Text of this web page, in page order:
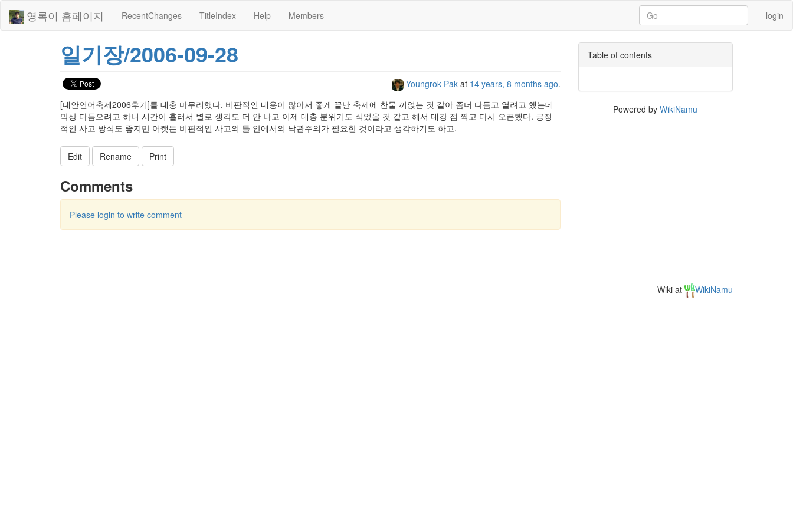
영록이 홈페이지 RecentChanges TitleIndex Help Members login
일기장/2006-09-28
Youngrok Pak at 14 years, 8 months ago.
[대안언어축제2006후기]를 대충 마무리했다. 비판적인 내용이 많아서 좋게 끝난 축제에 찬물 끼얹는 것 같아 좀더 다듬고 열려고 했는데
막상 다듬으려고 하니 시간이 흘러서 별로 생각도 더 안 나고 이제 대충 분위기도 식었을 것 같고 해서 대강 점 찍고 다시 오픈했다. 긍정
적인 사고 방식도 좋지만 어쨋든 비판적인 사고의 틀 안에서의 낙관주의가 필요한 것이라고 생각하기도 하고.
Edit Rename Print
Comments
Please login to write comment
Table of contents
Powered byWikiNamu
Wiki at WikiNamu